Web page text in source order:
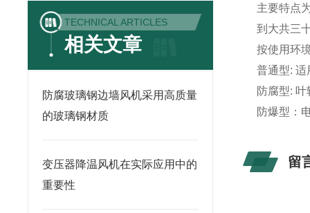
TECHNICAL ARTICLES
相关文章
防腐玻璃钢边墙风机采用高质量
的玻璃钢材质
变压器降温风机在实际应用中的
重要性
主要特点
到大共三
按使用环
普通型:
防腐型:
防爆型：
留